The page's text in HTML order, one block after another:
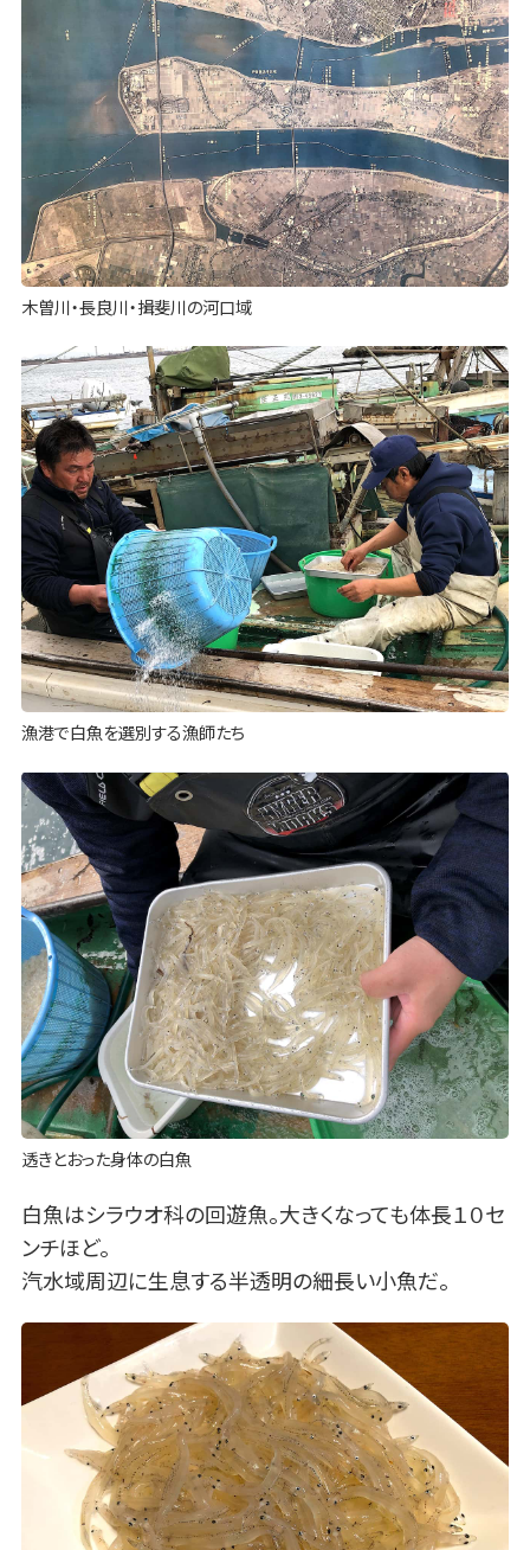
木曽川・長良川・揖斐川の河口域
漁港で白魚を選別する漁師たち
透きとおった身体の白魚
白魚はシラウオ科の回遊魚。大きくなっても体長１０セ
ンチほど。
汽水域周辺に生息する半透明の細長い小魚だ。